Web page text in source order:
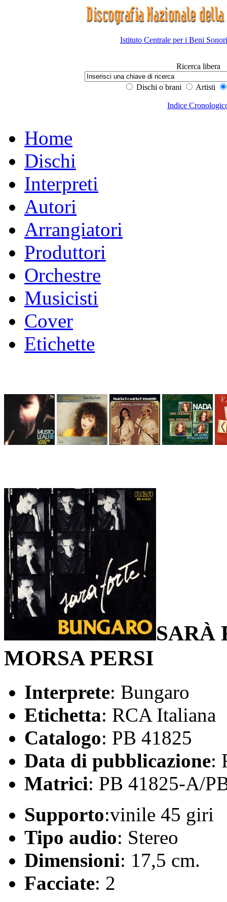
Istituto Centrale per i Beni
Ricerca libera
Dischi o brani Artisti
Indice
Home
Dischi
Interpreti
Autori
Arrangiatori
Produttori
Orchestre
Musicisti
Cover
Etichette
SARÀ
MORSA PERSI
Interprete: Bungaro
Etichetta: RCA Italiana
Catalogo: PB 41825
Data di pubblicazione:
Matrici: PB 41825-A/
Supporto:vinile 45 giri
Tipo audio: Stereo
Dimensioni: 17,5 cm.
Facciate: 2